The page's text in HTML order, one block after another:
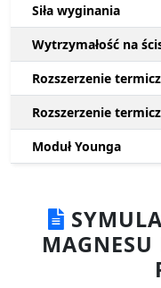
Siła wyginania
Wytrzymałość na
Rozszerzenie
Rozszerzenie
Moduł Younga